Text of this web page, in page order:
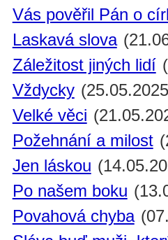
Vás pověřil Pán o
Laskavá slova
Záležitost jiných lidí
Vždycky
Velké věci
Požehnání a milost
Jen láskou
Po našem boku
Povahová chyba